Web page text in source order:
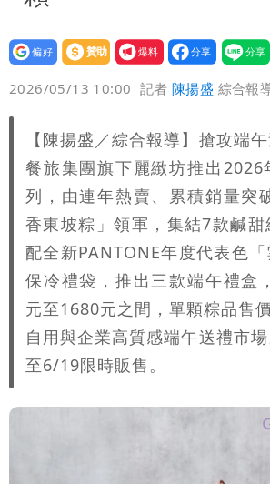
修圖真實狀態曝光
設為
贊助
我要
爆料
2026/05/13 10:00 記者陳揚盛 綜合報
【陳揚盛／綜合報導】搶攻端
餐旅集團旗下麗緻坊推出2026
列，由連年熱賣、累積銷量突
香東坡粽」領軍，集結7款鹹
配全新PANTONE年度代表色
保冷禮袋，推出三款端午禮盒
元至1680元之間，單顆粽品售
自用與企業高質感端午送禮市
至6/19限時販售。